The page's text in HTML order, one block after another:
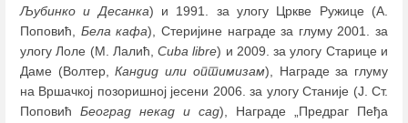
Љубинко и Десанка) и 1991. за улогу Цркве Ружице (А.
Поповић, Бела кафа), Стеријине наградe за глуму 2001. за
улогу Лоле (М. Лалић,Cuba libre) и 2009. за улогу Старице и
Даме (Волтер,Кандид или оптимизам), Награде за глуму
на Вршачкој позоришној јесени 2006. за улогу Станије (Ј. Ст.
Поповић Београд некад и сад), Награде „Предраг Пеђа